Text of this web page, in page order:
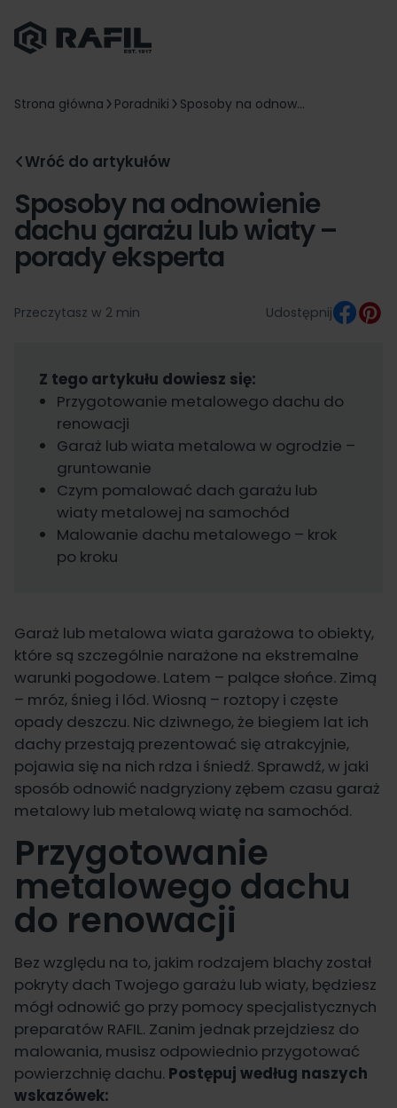
Strona główna Poradniki Sposoby na odnow...
Wróć do artykułów
Sposoby na odnowienie
dachu garażu lub wiaty –
porady eksperta
Przeczytasz w 2 min Udostępnij
Z tego artykułu dowiesz się:
Przygotowanie metalowego dachu do
renowacji
Garaż lub wiata metalowa w ogrodzie –
gruntowanie
Czym pomalować dach garażu lub
wiaty metalowej na samochód
Malowanie dachu metalowego – krok
po kroku
Garaż lub metalowa wiata garażowa to obiekty,
które są szczególnie narażone na ekstremalne
warunki pogodowe. Latem – palące słońce. Zimą
– mróz, śnieg i lód. Wiosną – roztopy i częste
opady deszczu. Nic dziwnego, że biegiem lat ich
dachy przestają prezentować się atrakcyjnie,
pojawia się na nich rdza i śniedź. Sprawdź, w jaki
sposób odnowić nadgryziony zębem czasu garaż
metalowy lub metalową wiatę na samochód.
Przygotowanie
metalowego dachu
do renowacji
Bez względu na to, jakim rodzajem blachy został
pokryty dach Twojego garażu lub wiaty, będziesz
mógł odnowić go przy pomocy specjalistycznych
preparatów RAFIL. Zanim jednak przejdziesz do
malowania, musisz odpowiednio przygotować
powierzchnię dachu. Postępuj według naszych
wskazówek: